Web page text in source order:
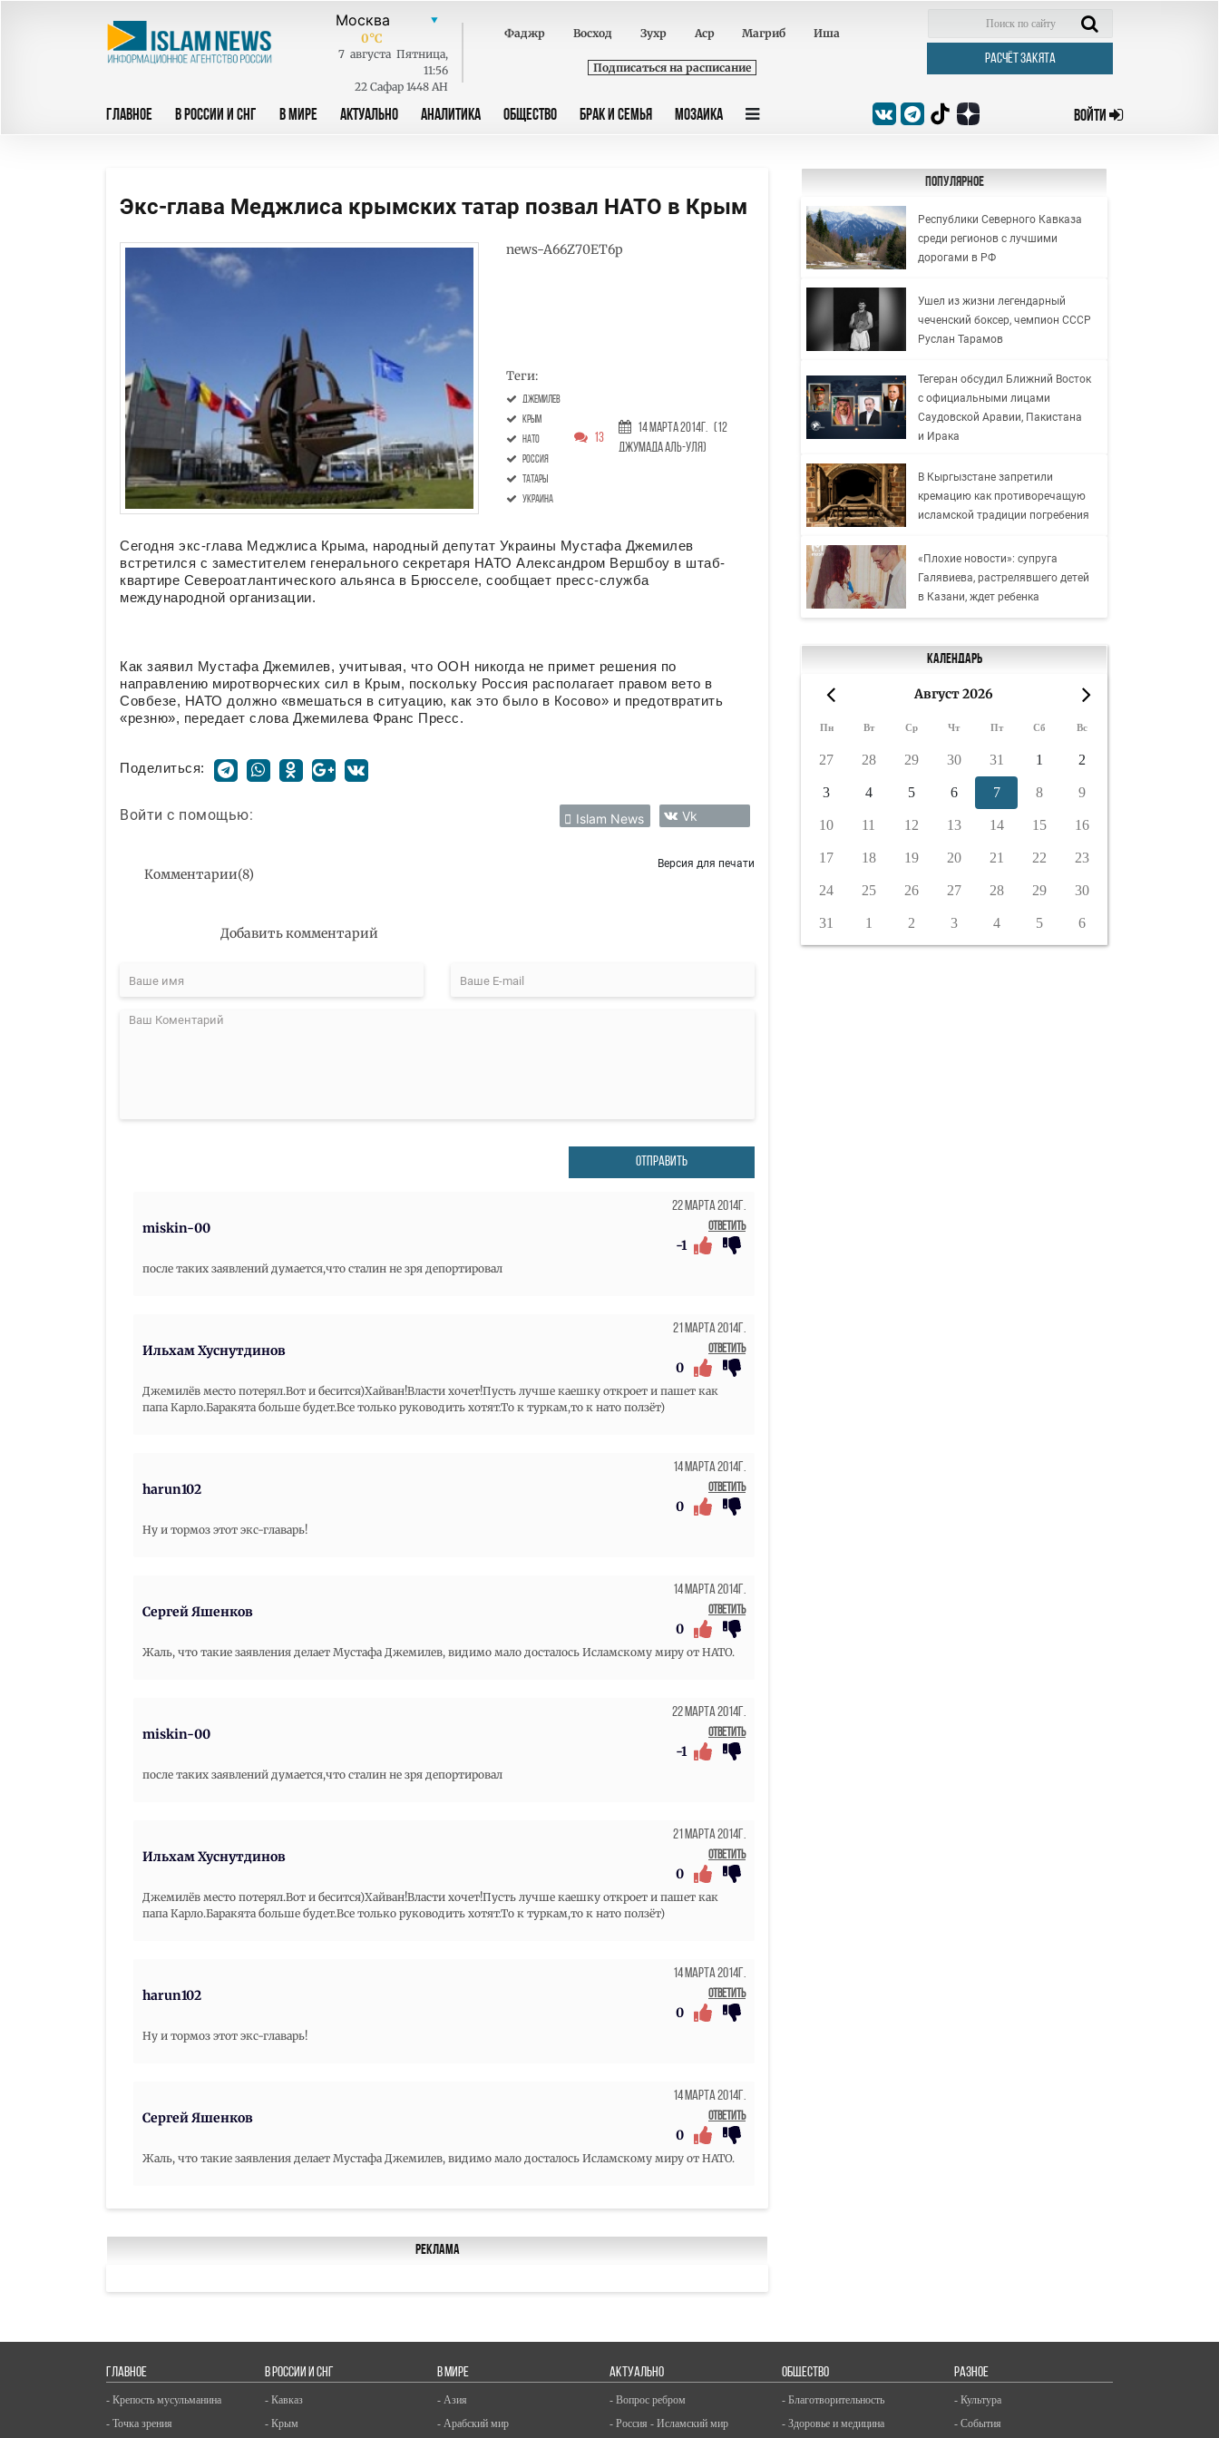
0°C
7 августа Пятница,
11:56
22 Сафар 1448 AH
Фаджр Восход Зухр Аср Магриб Иша
Подписаться на расписание
РАСЧЁТ ЗАКЯТА
ГЛАВНОЕ В РОССИИ И СНГ В МИРЕ АКТУАЛЬНО АНАЛИТИКА ОБЩЕСТВО БРАК И СЕМЬЯ МОЗАИКА ВОЙТИ
Экс-глава Меджлиса крымских татар позвал НАТО в Крым
news-A66Z70ET6p
Теги:
Джемилев
Крым
НАТО
Россия
татары
украина
13
14 Марта 2014г. (12
Джумада аль-уля)
Сегодня экс-глава Меджлиса Крыма, народный депутат Украины Мустафа Джемилев
встретился с заместителем генерального секретаря НАТО Александром Вершбоу в штаб-
квартире Североатлантического альянса в Брюсселе, сообщает пресс-служба
международной организации.
Как заявил Мустафа Джемилев, учитывая, что ООН никогда не примет решения по
направлению миротворческих сил в Крым, поскольку Россия располагает правом вето в
Совбезе, НАТО должно «вмешаться в ситуацию, как это было в Косово» и предотвратить
«резню», передает слова Джемилева Франс Пресс.
Поделиться:
Войти с помощью: Islam News Vk
Комментарии(8)
Версия для печати
Добавить комментарий
ОТПРАВИТЬ
miskin-00
22 Марта 2014г.
Ответить
-1
после таких заявлений думается,что сталин не зря депортировал
Ильхам Хуснутдинов
21 Марта 2014г.
Ответить
0
Джемилёв место потерял.Вот и бесится)Хайван!Власти хочет!Пусть лучше каешку откроет и пашет как
папа Карло.Баракята больше будет.Все только руководить хотят.То к туркам,то к нато ползёт)
harun102
14 Марта 2014г.
Ответить
0
Ну и тормоз этот экс-главарь!
Сергей Яшенков
14 Марта 2014г.
Ответить
0
Жаль, что такие заявления делает Мустафа Джемилев, видимо мало досталось Исламскому миру от НАТО.
miskin-00
22 Марта 2014г.
Ответить
-1
после таких заявлений думается,что сталин не зря депортировал
Ильхам Хуснутдинов
21 Марта 2014г.
Ответить
0
Джемилёв место потерял.Вот и бесится)Хайван!Власти хочет!Пусть лучше каешку откроет и пашет как
папа Карло.Баракята больше будет.Все только руководить хотят.То к туркам,то к нато ползёт)
harun102
14 Марта 2014г.
Ответить
0
Ну и тормоз этот экс-главарь!
Сергей Яшенков
14 Марта 2014г.
Ответить
0
Жаль, что такие заявления делает Мустафа Джемилев, видимо мало досталось Исламскому миру от НАТО.
Реклама
Популярное
Республики Северного Кавказа
среди регионов с лучшими
дорогами в РФ
Ушел из жизни легендарный
чеченский боксер, чемпион СССР
Руслан Тарамов
Тегеран обсудил Ближний Восток
с официальными лицами
Саудовской Аравии, Пакистана
и Ирака
В Кыргызстане запретили
кремацию как противоречащую
исламской традиции погребения
«Плохие новости»: супруга
Галявиева, растрелявшего детей
в Казани, ждет ребенка
Календарь
Август 2026
Пн Вт Ср Чт Пт Сб Вс
27 28 29 30 31 1 2
3 4 5 6 7 8 9
10 11 12 13 14 15 16
17 18 19 20 21 22 23
24 25 26 27 28 29 30
31 1 2 3 4 5 6
ГЛАВНОЕ
- Крепость мусульманина
- Точка зрения
В РОССИИ И СНГ
- Кавказ
- Крым
В МИРЕ
- Азия
- Арабский мир
АКТУАЛЬНО
- Вопрос ребром
- Россия - Исламский мир
ОБЩЕСТВО
- Благотворительность
- Здоровье и медицина
РАЗНОЕ
- Культура
- События